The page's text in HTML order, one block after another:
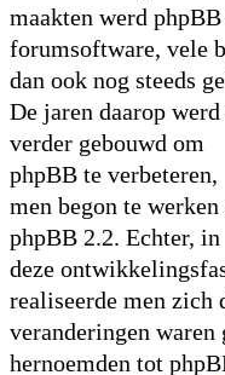
maakten werd
forumsoftware, vele
dan ook nog steeds
De jaren daarop werd
verder gebouwd om
phpBB te verbeteren,
men begon te werken
phpBB 2.2. Echter, in
deze
realiseerde men zich
veranderingen
hernoemden tot